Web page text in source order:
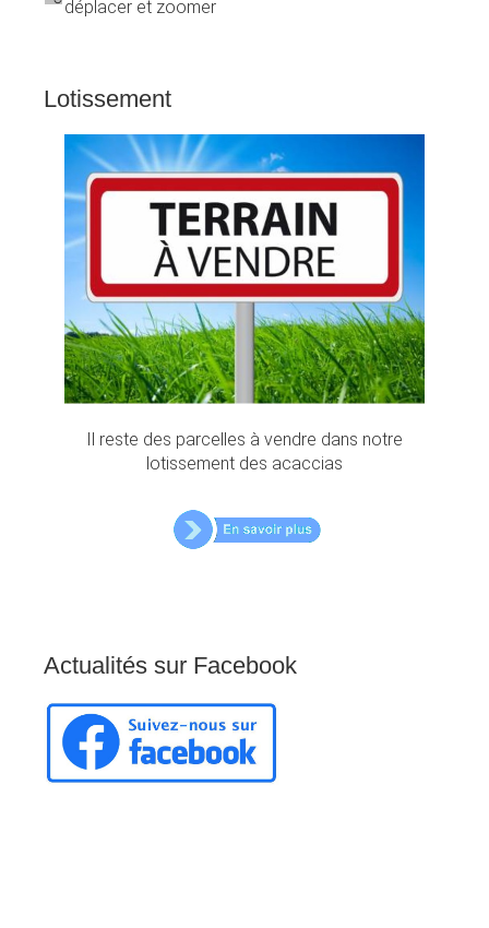
déplacer et zoomer
Lotissement
Il reste des parcelles à vendre dans notre
lotissement des acaccias
Actualités sur Facebook